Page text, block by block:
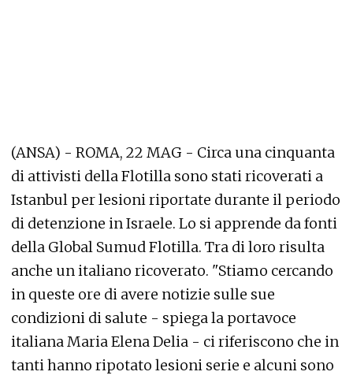
(ANSA) - ROMA, 22 MAG - Circa una cinquanta
di attivisti della Flotilla sono stati ricoverati a
Istanbul per lesioni riportate durante il periodo
di detenzione in Israele. Lo si apprende da fonti
della Global Sumud Flotilla. Tra di loro risulta
anche un italiano ricoverato. "Stiamo cercando
in queste ore di avere notizie sulle sue
condizioni di salute - spiega la portavoce
italiana Maria Elena Delia - ci riferiscono che in
tanti hanno ripotato lesioni serie e alcuni sono